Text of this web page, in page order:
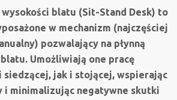
blatu (Sit-Stand Desk) to
w mechanizm (najczęściej
pozwalający na płynną
Umożliwiają one pracę
siedzącej, jak i stojącej, wspierając
i minimalizując negatywne skutki